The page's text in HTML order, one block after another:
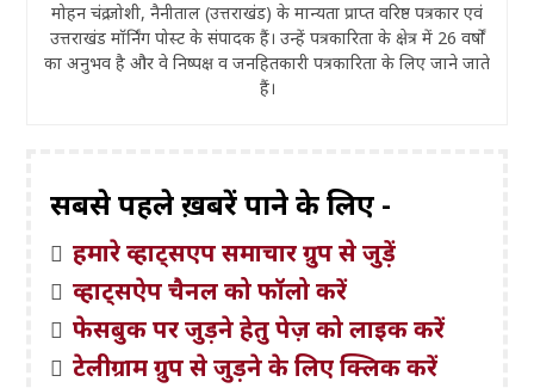
मोहन चंद्र जोशी, नैनीताल (उत्तराखंड) के मान्यता प्राप्त वरिष्ठ पत्रकार एवं
उत्तराखंड मॉर्निंग पोस्ट के संपादक हैं। उन्हें पत्रकारिता के क्षेत्र में 26 वर्षों
का अनुभव है और वे निष्पक्ष व जनहितकारी पत्रकारिता के लिए जाने जाते
हैं।
सबसे पहले ख़बरें पाने के लिए -
हमारे व्हाट्सएप समाचार ग्रुप से जुड़ें
व्हाट्सऐप चैनल को फॉलो करें
फेसबुक पर जुड़ने हेतु पेज़ को लाइक करें
टेलीग्राम ग्रुप से जुड़ने के लिए क्लिक करें